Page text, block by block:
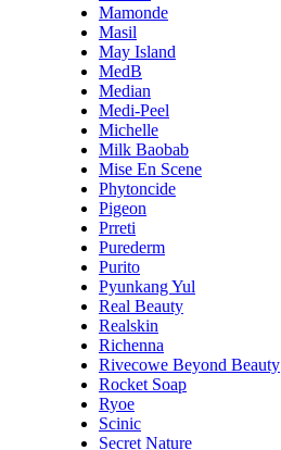
Mamonde
Masil
May Island
MedB
Median
Medi-Peel
Michelle
Milk Baobab
Mise En Scene
Phytoncide
Pigeon
Prreti
Purederm
Purito
Pyunkang Yul
Real Beauty
Realskin
Richenna
Rivecowe Beyond Beauty
Rocket Soap
Ryoe
Scinic
Secret Nature